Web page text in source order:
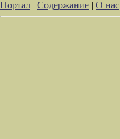
Портал | Содержание | О нас